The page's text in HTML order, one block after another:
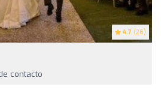
4.7 (26)
contacto